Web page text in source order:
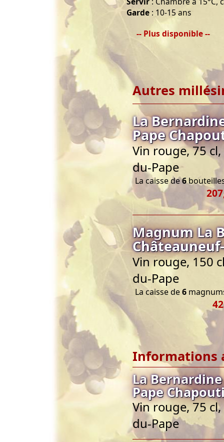
Garde : 10-15 ans
-- Plus disponible --
Autres
La
Pape
Vin rouge, 75
du-Pape
La caisse de6
Magnum La
Vin rouge, 150
du-Pape
La caisse de6
Informations
La
Pape
Vin rouge, 75
du-Pape